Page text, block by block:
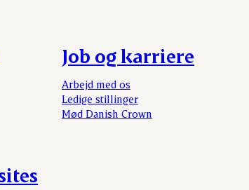
Job og karriere
Arbejd med os
Ledige stillinger
Mød Danish Crown